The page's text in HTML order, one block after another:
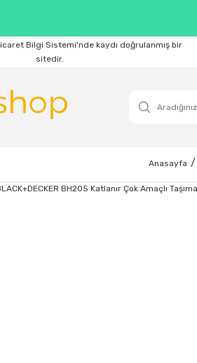
Bilgi Sistemi'nde kaydı doğrulanmış bir
sitedir.
Anasayfa